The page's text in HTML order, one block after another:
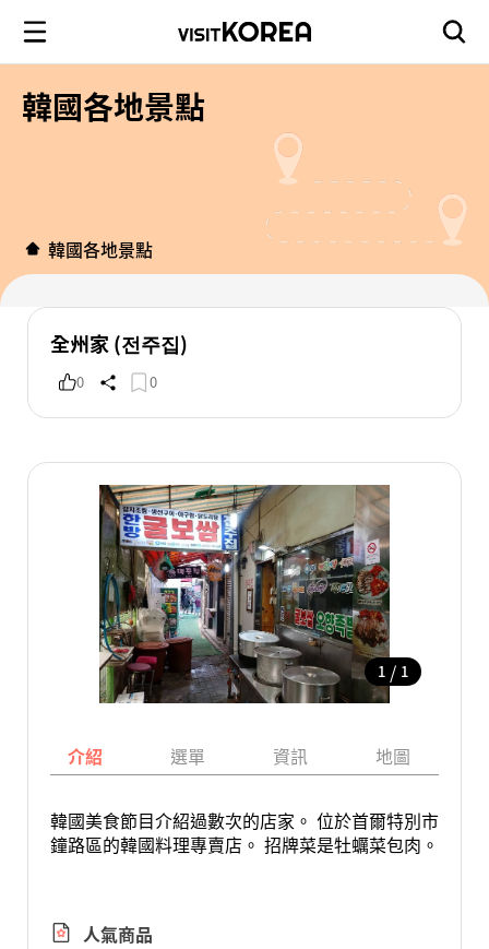
韓國各地景點
韓國各地景點
全州家 (전주집)
0 0
1 / 1
介紹 選單 資訊 地圖
韓國美食節目介紹過數次的店家。 位於首爾特別市
鐘路區的韓國料理專賣店。 招牌菜是牡蠣菜包肉。
人氣商品